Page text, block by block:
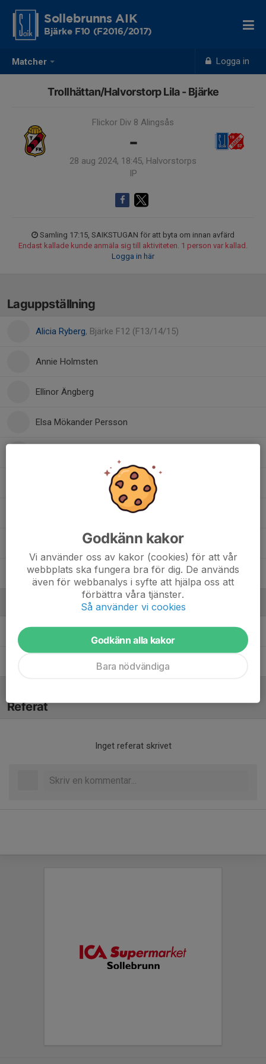
Matcher Logga in
Sollebrunns AIK
Bjärke F10 (F2016/2017)
Trollhättan/Halvorstorp Lila - Bjärke
Flickor Div 8 Alingsås
-
28 aug 2024, 18:45, Halvorstorps
IP
Samling 17:15, SAIKSTUGAN för att byta om innan avfärd
Endast kallade kunde anmäla sig till aktiviteten. 1 person var kallad.
Logga in här
Laguppställning
Alicia Ryberg, Bjärke F12 (F13/14/15)
Annie Holmsten
Ellinor Ängberg
Elsa Mökander Persson
Zelda Lilja
Lagledare
Referat
Inget referat skrivet
Godkänn kakor
Vi använder oss av kakor (cookies) för att vår
webbplats ska fungera bra för dig. De används
även för webbanalys i syfte att hjälpa oss att
förbättra våra tjänster.
Så använder vi cookies
Godkänn alla kakor
Bara nödvändiga